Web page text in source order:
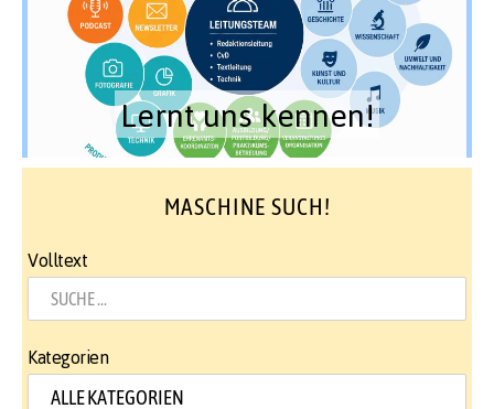
Lernt uns kennen!
MASCHINE SUCH!
Volltext
Kategorien